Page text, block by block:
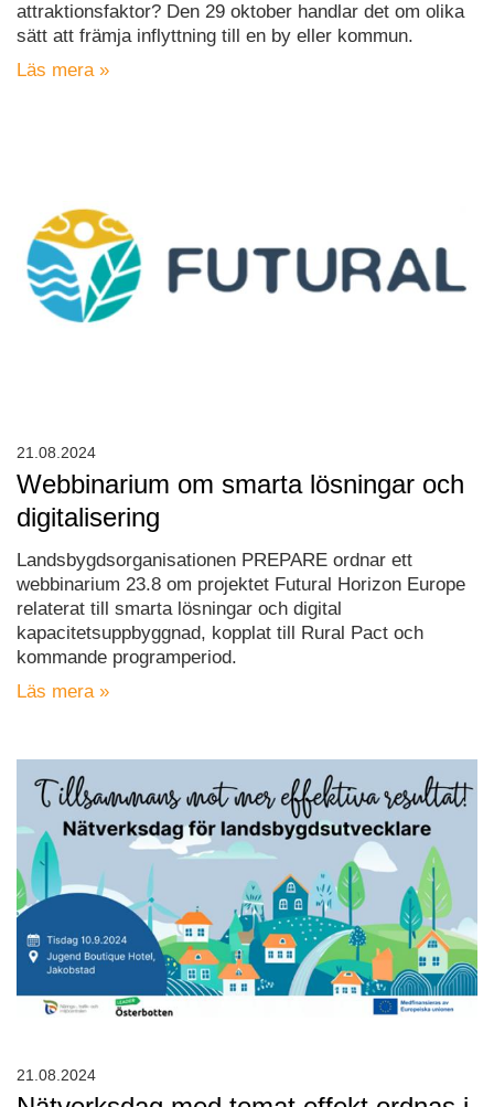
attraktionsfaktor? Den 29 oktober handlar det om olika
sätt att främja inflyttning till en by eller kommun.
Läs mera »
Webbinarium om smarta lösningar och
digitalisering
Landsbygdsorganisationen PREPARE ordnar ett
webbinarium 23.8 om projektet Futural Horizon Europe
relaterat till smarta lösningar och digital
kapacitetsuppbyggnad, kopplat till Rural Pact och
kommande programperiod.
Läs mera »
21.08.2024
21.08.2024